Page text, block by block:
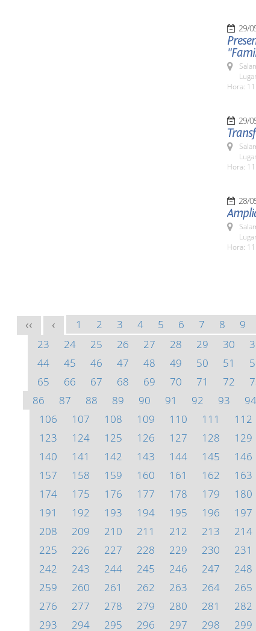
29/
Hora:
29/
Hora:
28/
Hora:
<< < 1 2 3 4 5 6 7 8 9
23
24 25 26 27 28 29 30
44
45 46 47 48 49 50 51
65
66 67 68 69 70 71 72
86
87 88 89 90 91 92 93 94
106
107 108 109 110 111 112
123
124 125 126 127 128 129
140
141 142 143 144 145 146
157
158 159 160 161 162 163
174
175 176 177 178 179 180
191
192 193 194 195 196 197
208
209 210 211 212 213 214
225
226 227 228 229 230 231
242
243 244 245 246 247 248
259
260 261 262 263 264 265
276
277 278 279 280 281 282
293
294 295 296 297 298 299